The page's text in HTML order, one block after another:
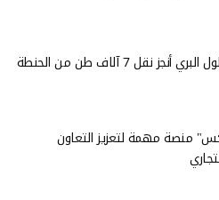
نقل 7 آلاف طن من الحنطة
منصة مهمة لتعزيز التعاون